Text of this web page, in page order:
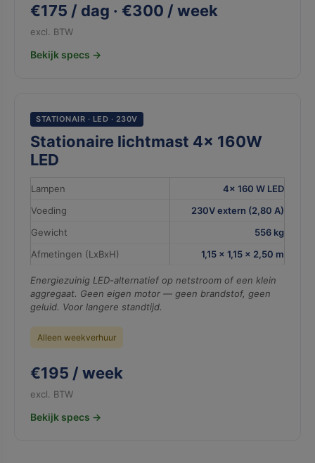
€175 / dag · €300 / week
excl. BTW
Bekijk specs →
STATIONAIR · LED · 230V
Stationaire lichtmast 4× 160W
LED
Lampen
4× 160 W LED
Voeding
230V extern (2,80 A)
Gewicht
556 kg
Afmetingen (LxBxH)
1,15 × 1,15 × 2,50 m
Energiezuinig LED-alternatief op netstroom of een klein
aggregaat. Geen eigen motor — geen brandstof, geen
geluid. Voor langere standtijd.
Alleen weekverhuur
€195 / week
excl. BTW
Bekijk specs →